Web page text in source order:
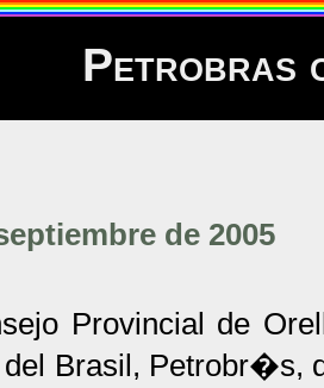
Petrobras
de 2005
Provincial de
Brasil, Petrobr�s,